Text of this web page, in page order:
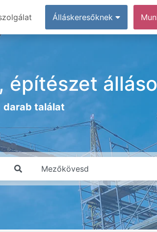
Álláskeresőknek
építészet
darab találat